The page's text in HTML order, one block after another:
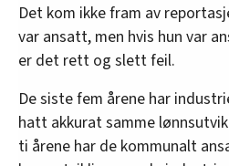
Det kom ikke fram av
var ansatt, men hvis hun var
er det rett og slett feil.
De siste fem årene har
hatt akkurat samme
ti årene har de kommunalt